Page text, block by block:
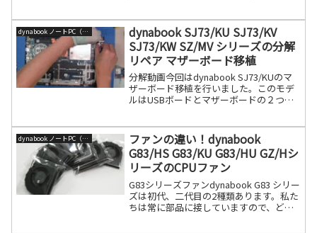
換すれば改善できます。部品は下記が利
用可能続きを読む
dynabook ノートPC（旧東芝）
dynabook SJ73/KU SJ73/KV
SJ73/KW SZ/MV シリーズの分解
リペア マザーボード移植
分解動画今回はdynabook SJ73/KUのマ
ザーボード移植を行いました。このモデ
ルはUSBボードとマザーボードの２つで
だメンテナンス性が良いです。同系とし
て続きを読む
dynabook ノートPC（旧東芝）
ファンの違い！dynabook
G83/HS G83/KU G83/HU GZ/Hシ
リーズのCPUファン
G83シリーズファンdynabook G83 シリー
ズは初代、二代目の2種類あります。私た
ちは常に部品に接していますので、どの